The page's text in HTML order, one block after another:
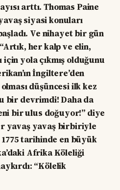
arttı. Thomas Paine
siyasi konuları
Ve nihayet bir gün
her kalp ve elin,
için yola çıkmış olduğunu
İngiltere’den
düşüncesi ilk kez
bir devrimdi! Daha da
bir ulus doğuyor!” diye
yavaş yavaş birbiriyle
tarihinde en büyük
Afrika Köleliği
“Kölelik